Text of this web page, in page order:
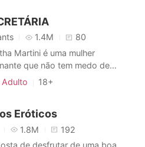
movimentou os cabelos
para trás e elevou o rosto
delicados. Como Eros
Máfia
Charmoso
/ Erótica
/ Dominante
1.4M
80
Martini é uma mulher
que não tem medo de
afeto. Durante a semana é
ser agitada, sempre está
de amigos e não gosta de se
suas diversões. Tomás
18+
Eróticos
1.8M
192
de desfrutar de uma boa